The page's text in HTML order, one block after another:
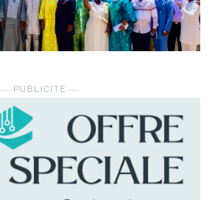
― PUBLICITE ―